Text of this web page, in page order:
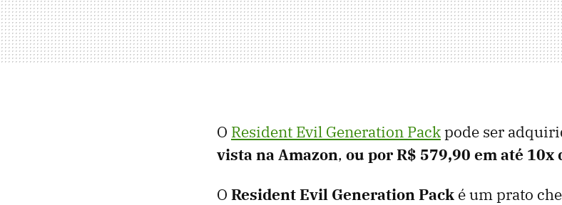
O Resident Evil Generation Packpode ser
vista na Amazon, ou por R$ 579,90 em até 10x
O Resident Evil Generation Pack é um prato